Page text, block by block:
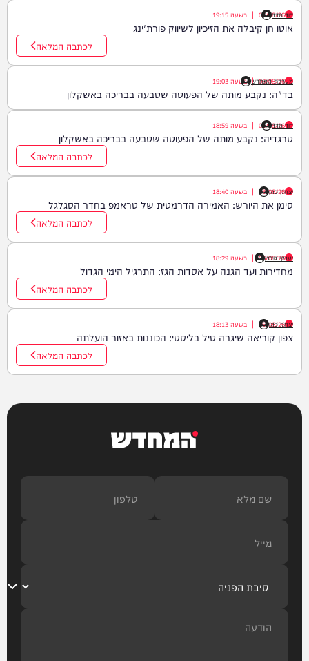
דוד חדד
06/08/26
| בשעה 19:15
אוטו חן קיבלה את הזיכיון לשיווק פורת'ינג
לכתבה המלאה
מערכת המחדש
06/08/26
| בשעה 19:03
בד"ה: נקבע מותה של הפעוטה שטבעה בבריכה באשקלון
דוד חדד
06/08/26
| בשעה 18:59
טרגדיה: נקבע מותה של הפעוטה שטבעה בבריכה באשקלון
לכתבה המלאה
יצחק כהן
06/08/26
| בשעה 18:40
סימן את היורש: האמירה הדרמטית של טראמפ בחדר הסגלגל
לכתבה המלאה
יענקי גולדן
06/08/26
| בשעה 18:29
מחדירות ועד הגנה על אסדות הגז: התרגיל הימי הגדול
לכתבה המלאה
יצחק כהן
06/08/26
| בשעה 18:13
צפון קוריאה שיגרה טיל בליסטי: הכוננות באזור הועלתה
לכתבה המלאה
המחדש